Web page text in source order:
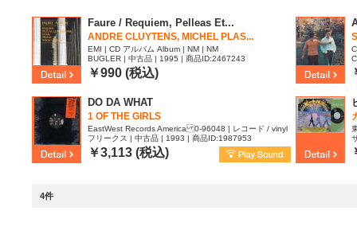
Faure / Requiem, Pelleas Et...
ANDRE CLUYTENS, MICHEL PLAS...
EMI | CD アルバム Album | NM | NM
BUGLER | 中古品 | 1995 | 商品ID:2467243
￥990 (税込)
DO DA WHAT
1 OF THE GIRLS
EastWest Records America 0-96048 | レコード / vinyl
12inch | EX | EX
フリークス | 中古品 | 1993 | 商品ID:1987953
￥3,113 (税込)
4件